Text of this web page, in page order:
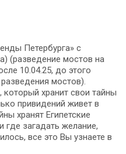
Петербурга» с
(разведение мостов на
10.04.25, до этого
мостов).
который хранит свои тайны
привидений живет в
хранят Египетские
загадать желание,
все это Вы узнаете в